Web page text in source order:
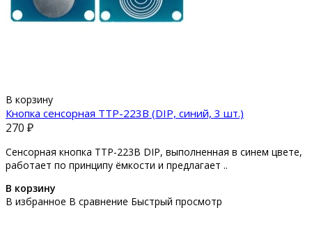
В корзину
Кнопка сенсорная TTP-223B (DIP, синий, 3 шт.)
270 ₽
Сенсорная кнопка TTP-223B DIP, выполненная в синем цвете,
работает по принципу ёмкости и предлагает ..
В корзину
В избранное В сравнение Быстрый просмотр